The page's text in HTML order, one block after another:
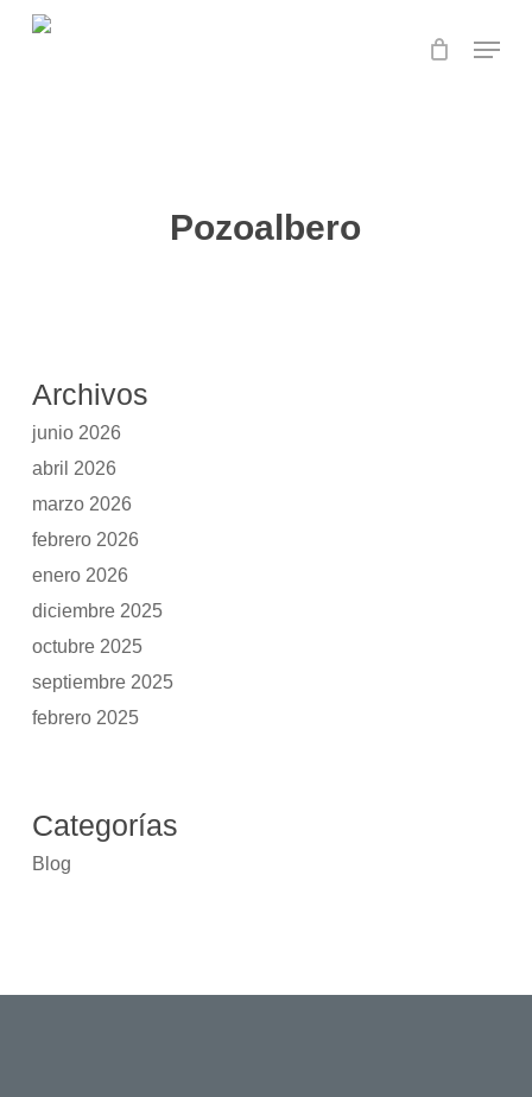
Skip
Menu
Pozoalbero
Archivos
junio 2026
abril 2026
marzo 2026
febrero 2026
enero 2026
diciembre 2025
octubre 2025
septiembre 2025
febrero 2025
Categorías
Blog